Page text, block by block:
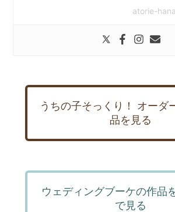
atorie-
うちの子そっくり！ オーダ
品を見る
ウェディングブーケの作品
で見る